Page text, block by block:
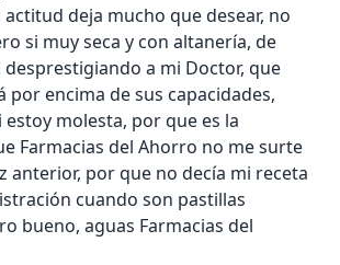
deja mucho que desear, no
si muy seca y con altanería, de
a mi Doctor, que
por encima de sus capacidades,
molesta, por que es la
Farmacias del Ahorro no me surte
anterior, por que no decía mi receta
cuando son pastillas
bueno, aguas Farmacias del